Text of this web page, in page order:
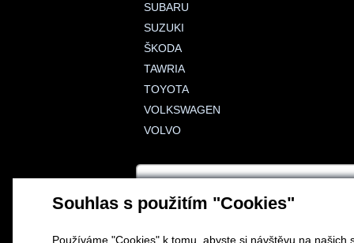
Souhlas s použitím "Cookies"
Používáme "Cookies" k tomu, abyste si návštěvu na
SUBARU
SUZUKI
ŠKODA
TAWRIA
TOYOTA
VOLKSWAGEN
VOLVO